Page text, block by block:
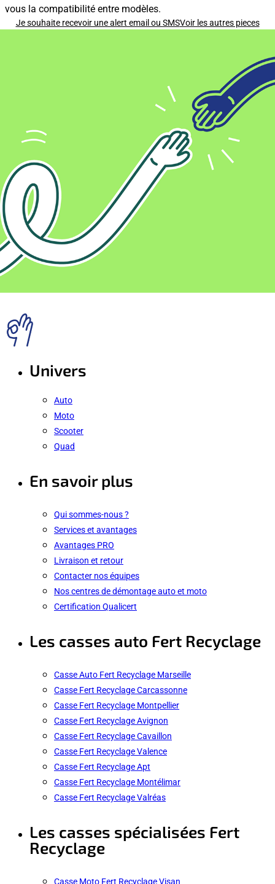
vous la compatibilité entre modèles.
Je souhaite recevoir une alert email ou SMSVoir les autres pieces
Univers
Auto
Moto
Scooter
Quad
En savoir plus
Qui sommes-nous ?
Services et avantages
Avantages PRO
Livraison et retour
Contacter nos équipes
Nos centres de démontage auto et moto
Certification Qualicert
Les casses auto Fert Recyclage
Casse Auto Fert Recyclage Marseille
Casse Fert Recyclage Carcassonne
Casse Fert Recyclage Montpellier
Casse Fert Recyclage Avignon
Casse Fert Recyclage Cavaillon
Casse Fert Recyclage Valence
Casse Fert Recyclage Apt
Casse Fert Recyclage Montélimar
Casse Fert Recyclage Valréas
Les casses spécialisées Fert
Recyclage
Casse Moto Fert Recyclage Visan